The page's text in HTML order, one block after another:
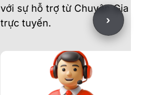
với sự hỗ trợ từ Chuyên Gia
trực tuyến.
›